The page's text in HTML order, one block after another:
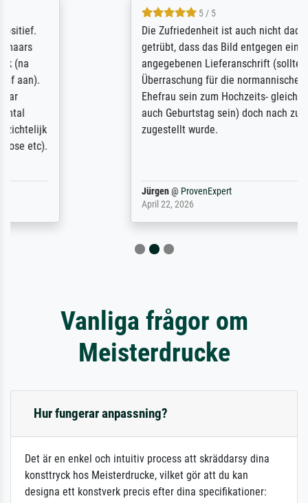
Die Zufriedenheit ist auch nicht dadurch
getrübt, dass das Bild entgegen einer
angegebenen Lieferanschrift (sollte eine
Überraschung für die normannische
Ehefrau sein zum Hochzeits- gleichzeitig
auch Geburtstag sein) doch nach zu Hause
ProvenExpert
Vanliga frågor om
Meisterdrucke
Hur fungerar anpassning?
Det är en enkel och intuitiv process att skräddarsy dina
konsttryck hos Meisterdrucke, vilket gör att du kan
designa ett konstverk precis efter dina specifikationer: